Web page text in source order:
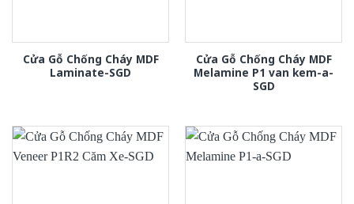
Cửa Gỗ Chống Cháy MDF
Laminate-SGD
Cửa Gỗ Chống Cháy MDF
Melamine P1 van kem-a-
SGD